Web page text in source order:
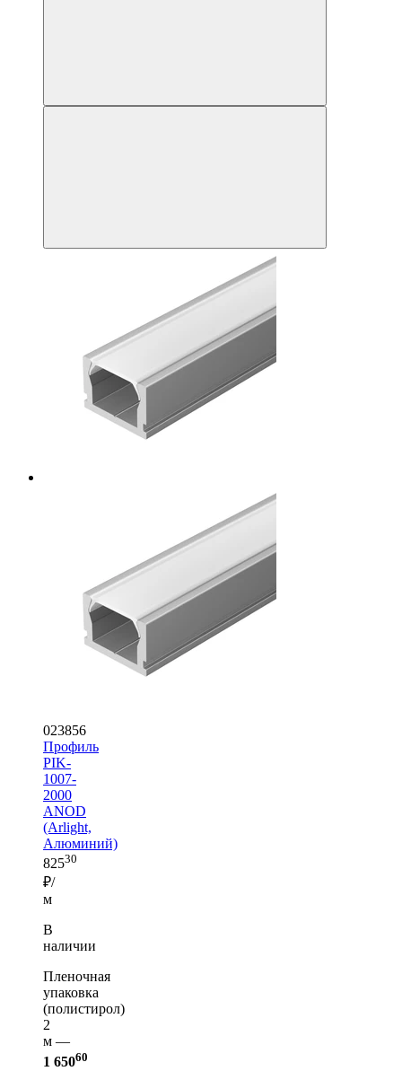
023856
Профиль
PIK-
1007-
2000
ANOD
(Arlight,
Алюминий)
82530
₽/
м
В
наличии
Пленочная
упаковка
(полистирол)
2
м —
1 65060